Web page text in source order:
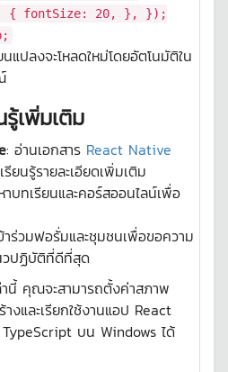
{ fontSize: 20, }, });
;
แปลงจะโหลดใหม่โดยอัตโนมัติใน
รู้เพิ่มเติม
: อ่านเอกสาร React Native
รียนรู้รายละเอียดเพิ่มเติม
บทเรียนและคอร์สออนไลน์เพื่อ
าร่วมฟอรั่มและชุมชนเพื่อขอความ
วปฏิบัติที่ดีที่สุด
นี้ คุณจะสามารถตั้งค่าสภาพ
และเรียกใช้งานแอป React
บน Windows ได้